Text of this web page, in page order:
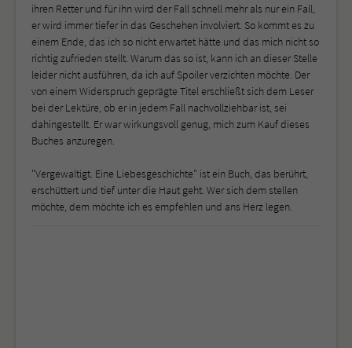
ihren Retter und für ihn wird der Fall schnell mehr als nur ein Fall,
er wird immer tiefer in das Geschehen involviert. So kommt es zu
einem Ende, das ich so nicht erwartet hätte und das mich nicht so
richtig zufrieden stellt. Warum das so ist, kann ich an dieser Stelle
leider nicht ausführen, da ich auf Spoiler verzichten möchte. Der
von einem Widerspruch geprägte Titel erschließt sich dem Leser
bei der Lektüre, ob er in jedem Fall nachvollziehbar ist, sei
dahingestellt. Er war wirkungsvoll genug, mich zum Kauf dieses
Buches anzuregen.
"Vergewaltigt. Eine Liebesgeschichte" ist ein Buch, das berührt,
erschüttert und tief unter die Haut geht. Wer sich dem stellen
möchte, dem möchte ich es empfehlen und ans Herz legen.